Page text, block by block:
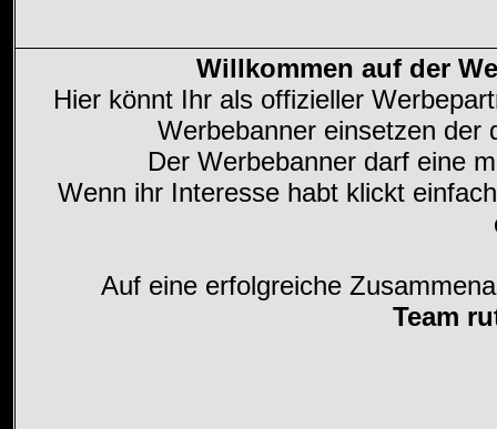
Willkommen auf der
Hier könnt Ihr als offizieller
Werbebanner einsetzen der
Der Werbebanner darf eine
Wenn ihr Interesse habt klickt
Auf eine erfolgreiche
Team